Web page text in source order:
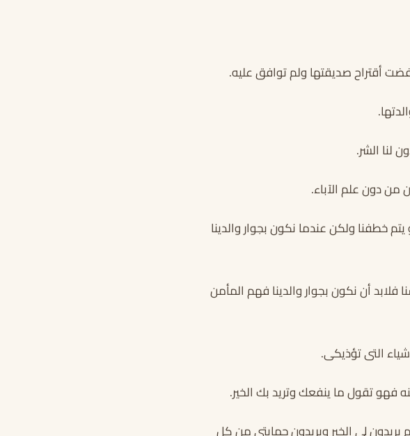
أقتراح صديقتها ولم توافق عليه.
لنا الشر.
دون علم الآباء.
خطفنا ولكن عندما نكون بجوار والدينا
أن نكون بجوار والدينا فهم المأمن
التى تؤذيكى.
فهو تقول ما ينفعك وتريد بك الخير.
لى الخير ويريدون حمايتى من كل